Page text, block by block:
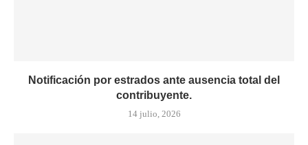
Notificación por estrados ante ausencia total del
contribuyente.
14 julio, 2026